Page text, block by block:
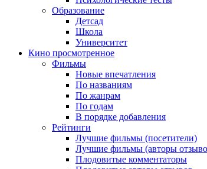
Образование
Детсад
Школа
Университет
Кино просмотренное
Фильмы
Новые впечатления
По названиям
По жанрам
По годам
В порядке добавления
Рейтинги
Лучшие фильмы (посетители)
Лучшие фильмы (авторы
Плодовитые комментаторы